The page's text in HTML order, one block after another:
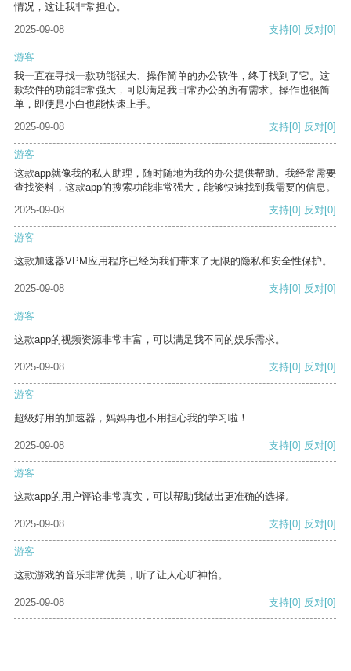
情况，这让我非常担心。
2025-09-08
支持[0] 反对[0]
游客
我一直在寻找一款功能强大、操作简单的办公软件，终于找到了它。这
款软件的功能非常强大，可以满足我日常办公的所有需求。操作也很简
单，即使是小白也能快速上手。
2025-09-08
支持[0] 反对[0]
游客
这款app就像我的私人助理，随时随地为我的办公提供帮助。我经常需要
查找资料，这款app的搜索功能非常强大，能够快速找到我需要的信息。
2025-09-08
支持[0] 反对[0]
游客
这款加速器VPM应用程序已经为我们带来了无限的隐私和安全性保护。
2025-09-08 支持[0] 反对[0]
游客
这款app的视频资源非常丰富，可以满足我不同的娱乐需求。
2025-09-08 支持[0] 反对[0]
游客
超级好用的加速器，妈妈再也不用担心我的学习啦！
2025-09-08 支持[0] 反对[0]
游客
这款app的用户评论非常真实，可以帮助我做出更准确的选择。
2025-09-08 支持[0] 反对[0]
游客
这款游戏的音乐非常优美，听了让人心旷神怡。
2025-09-08 支持[0] 反对[0]